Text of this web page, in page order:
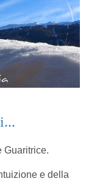
Guaritrice.
e della